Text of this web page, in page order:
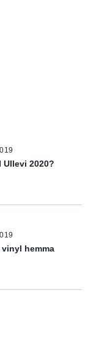
2020?
hemma